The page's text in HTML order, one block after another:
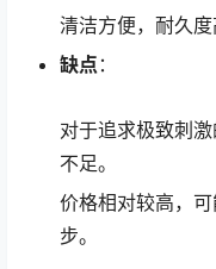
清洁方便，耐久度
缺点 ：
对于追求极致刺
不足。
价格相对较高，
步。